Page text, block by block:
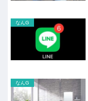
なんG
なんG